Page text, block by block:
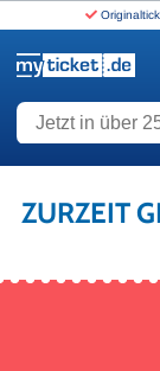
Jetzt in über
ZURZEIT